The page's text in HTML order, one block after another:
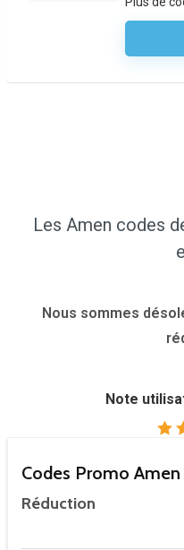
Les Amen codes
Nous sommes
Note
Codes Promo
Réduction